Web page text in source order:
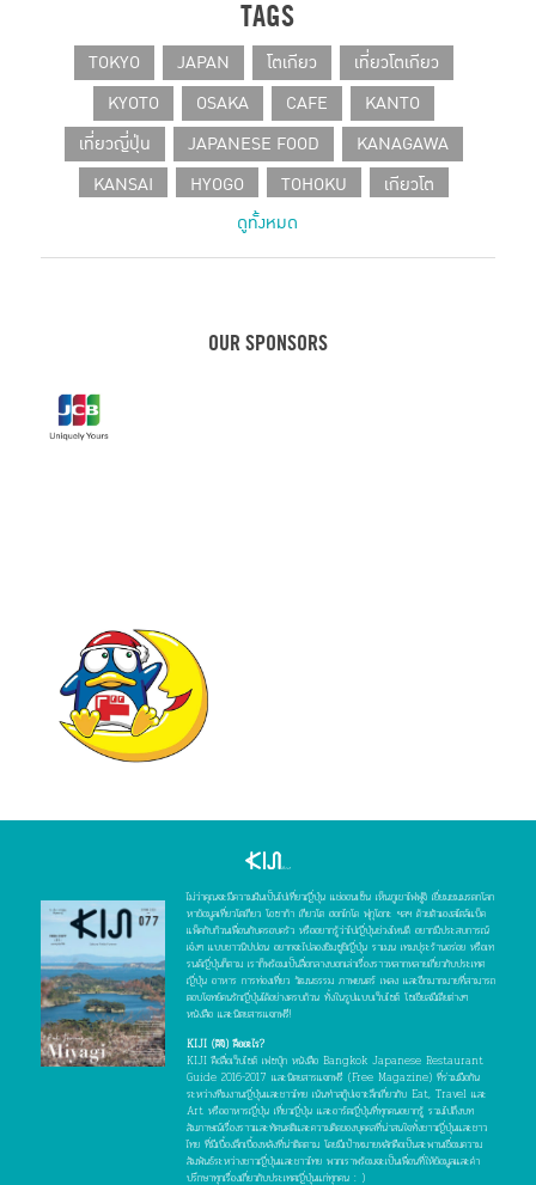
TAGS
TOKYO JAPAN โตเกียว
เที่ยวโตเกียว
KYOTO
OSAKA CAFE
KANTO
เที่ยวญี่ปุ่น
JAPANESE FOOD
KANAGAWA
KANSAI
HYOGO TOHOKU
เกียวโต
CHUBU โอซาก้า
CAFE IN TOKYO
JAPANESE PRODUCT
ชิซูโอกะ กรุงโตเกียว
ดูทั้งหมด
OUR SPONSORS
ไม่ว่าคุณจะมีความฝันเป็นไปเที่ยวญี่ปุ่น แช่ออนเซ็น เห็นภูเขาไฟฟูจิ เยี่ยมชมมรดกโลก
หาข้อมูลเที่ยวโตเกียว โอซาก้า เกียวโต ฮอกไกโด ฟุกุโอกะ ฯลฯ ด้วยตัวเองสไตล์แบ็ค
แพ็คกับก๊วนเพื่อนกับครอบครัว หรืออยากรู้ว่าไปญี่ปุ่นช่วงไหนดี อยากมีประสบการณ์
เจ๋งๆ แบบชาวนิปปอน อยากจะไปลองชิมซูชิญี่ปุ่น ราเมน เทมปุระร้านอร่อย หรือเท
รนด์ญี่ปุ่นก็ตาม เราก็พร้อมเป็นสื่อกลางบอกเล่าเรื่องราวหลากหลายเกี่ยวกับประเทศ
ญี่ปุ่น อาหาร การท่องเที่ยว วัฒนธรรม ภาพยนตร์ เพลง และอีกมากมายที่สามารถ
ตอบโจทย์คนรักญี่ปุ่นได้อย่างครบถ้วน ทั้งในรูปแบบเว็บไซต์ โซเชียลมีเดียต่างๆ
หนังสือ และนิตยสารแจกฟรี!
KIJI (คิจิ) คืออะไร?
KIJI คือสื่อเว็บไซต์ เฟซบุ๊ก หนังสือ Bangkok Japanese Restaurant
Guide 2016-2017 และนิตยสารแจกฟรี (Free Magazine) ที่ร่วมมือกัน
ระหว่างทีมงานญี่ปุ่นและชาวไทย เน้นทำสกู๊ปเจาะลึกเกี่ยวกับ Eat, Travel และ
Art หรืออาหารญี่ปุ่น เที่ยวญี่ปุ่น และอาร์ตญี่ปุ่นที่ทุกคนอยากรู้ รวมไปถึงบท
สัมภาษณ์เรื่องราวและทัศนคติและความคิดของบุคคลที่น่าสนใจทั้งชาวญี่ปุ่นและชาว
ไทย ที่มีเบื้องลึกเบื้องหลังที่น่าติดตาม โดยมีเป้าหมายหลักคือเป็นสะพานเชื่อมความ
สัมพันธ์ระหว่างชาวญี่ปุ่นและชาวไทย พวกเราพร้อมจะเป็นเพื่อนที่ให้ข้อมูลและคำ
ปรึกษาทุกเรื่องเกี่ยวกับประเทศญี่ปุ่นแก่ทุกคน : )